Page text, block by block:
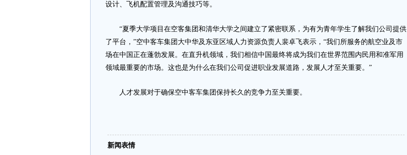
设计、飞机配置管理及沟通技巧等。
“夏季大学项目在空客集团和清华大学之间建立了紧密联系，为有为青年学生了解我们公司提供
了平台，”空中客车集团大中华及东亚区域人力资源负责人裴卓飞表示，“我们所服务的航空业及市
场在中国正在蓬勃发展。在直升机领域，我们相信中国最终将成为我们在世界范围内民用和准军用
领域最重要的市场。这也是为什么在我们公司促进职业发展道路，发展人才至关重要。”
人才发展对于确保空中客车集团保持长久的竞争力至关重要。
新闻表情